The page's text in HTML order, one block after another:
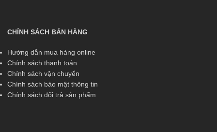
CHÍNH SÁCH BÁN HÀNG
Hướng dẫn mua hàng online
Chính sách thanh toán
Chính sách vận chuyển
Chính sách bảo mật thông tin
Chính sách đổi trả sản phẩm